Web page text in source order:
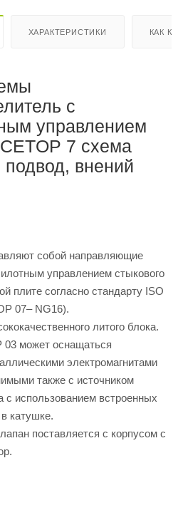
ХАРАКТЕРИСТИКИ КАК
с
управлением
7 схема
внений
собой направляющие
управлением стыкового
плите согласно стандарту ISO
07– NG16).
литого блока.
03 может оснащаться
электромагнитами
также с источником
с использованием встроенных
катушке.
поставляется с корпусом с